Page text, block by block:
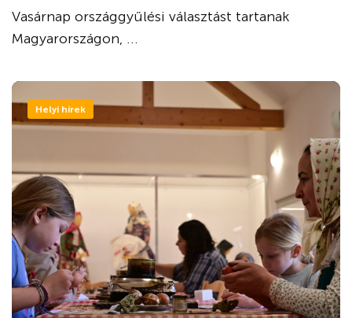
Vasárnap országgyűlési választást tartanak
Magyarországon, ...
Helyi hírek